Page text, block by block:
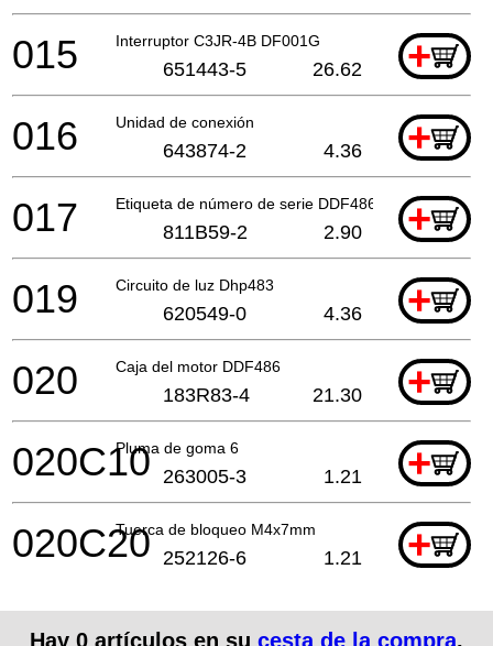
Interruptor C3JR-4B DF001G +
015 651443-5 26.62
Unidad de conexión +
016 643874-2 4.36
Etiqueta de número de serie DDF486 +
017 811B59-2 2.90
Circuito de luz Dhp483 +
019 620549-0 4.36
Caja del motor DDF486 +
020 183R83-4 21.30
Pluma de goma 6 +
020C10 263005-3 1.21
Tuerca de bloqueo M4x7mm +
020C20 252126-6 1.21
Hay 0 artículos en su cesta de la compra.